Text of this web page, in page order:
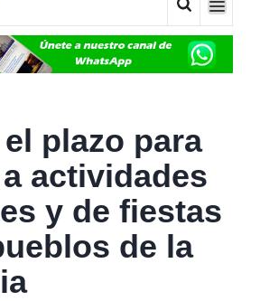
plazo para
actividades
y de fiestas
de la